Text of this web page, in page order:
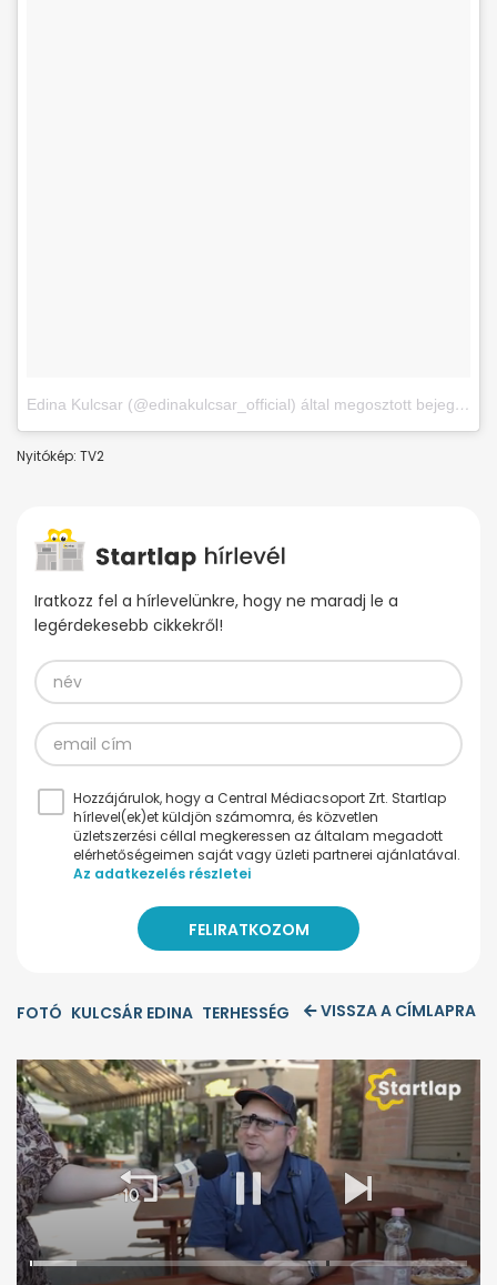
Edina Kulcsar (@edinakulcsar_official) által megosztott bejegyzés
Nyitókép: TV2
Iratkozz fel a hírlevelünkre, hogy ne maradj le a
legérdekesebb cikkekről!
Hozzájárulok, hogy a Central Médiacsoport Zrt. Startlap
hírlevel(ek)et küldjön számomra, és közvetlen
üzletszerzési céllal megkeressen az általam megadott
elérhetőségeimen saját vagy üzleti partnerei ajánlatával.
Az adatkezelés részletei
FOTÓ KULCSÁR EDINA TERHESSÉG VISSZA A CÍMLAPRA